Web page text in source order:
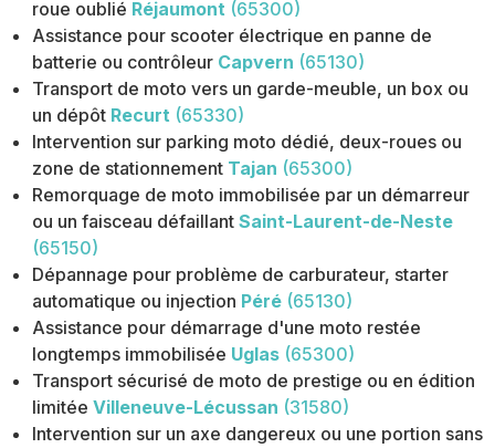
roue oublié Réjaumont (65300)
Assistance pour scooter électrique en panne de
batterie ou contrôleur Capvern (65130)
Transport de moto vers un garde-meuble, un box ou
un dépôt Recurt (65330)
Intervention sur parking moto dédié, deux-roues ou
zone de stationnement Tajan (65300)
Remorquage de moto immobilisée par un démarreur
ou un faisceau défaillant Saint-Laurent-de-Neste
(65150)
Dépannage pour problème de carburateur, starter
automatique ou injection Péré (65130)
Assistance pour démarrage d'une moto restée
longtemps immobilisée Uglas (65300)
Transport sécurisé de moto de prestige ou en édition
limitée Villeneuve-Lécussan (31580)
Intervention sur un axe dangereux ou une portion sans